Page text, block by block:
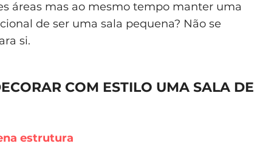
áreas mas ao mesmo tempo manter uma
de ser uma sala pequena? Não se
si.
COM ESTILO UMA SALA DE
estrutura